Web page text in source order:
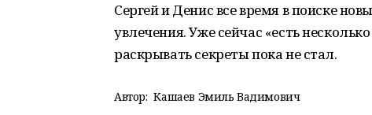
Сергей и Денис все время в поиске
увлечения. Уже сейчас «есть
раскрывать секреты пока не стал.
Автор: Кашаев Эмиль Вадимович